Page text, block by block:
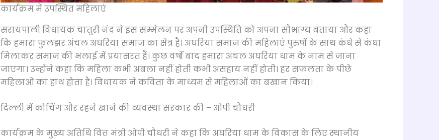
कार्यक्रम में उपस्थित महिलाएं
सरायपाली विधायक चातुरी नंद ने इस सम्मेलन पर अपनी उपस्थिति को अपना सौभाग्य बताया और कहा
कि हमारा फुलझर अंचल अघरिया समाज का क्षेत्र है। अघरिया समाज की महिलाएं पुरुषों के साथ कंधे से कंधा
मिलाकर समाज की भलाई में प्रयासरत हैं। कुछ वर्षों बाद हमारा अंचल अघरिया धाम के नाम से जाना
जाएगा। उन्होंने कहा कि महिला कभी अबला नहीं होती कभी असहाय नहीं होती। हर सफलता के पीछे
महिलाओं का हाथ होता है। विधायक ने कविता के माध्यम से महिलाओं का बखान किया।
दिल्ली में कोचिंग और रहने खाने की व्यवस्था सरकार की – ओपी चौधरी
कार्यक्रम के मुख्य अतिथि वित्त मंत्री ओपी चौधरी ने कहा कि अघरिया धाम के विकास के लिए स्थानीय